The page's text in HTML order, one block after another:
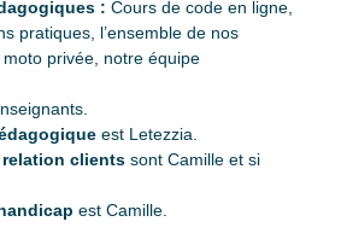
: Cours de code en ligne,
pratiques, l’ensemble de nos
privée, notre équipe
est Letezzia.
relation clientssont Camille et si
est Camille.